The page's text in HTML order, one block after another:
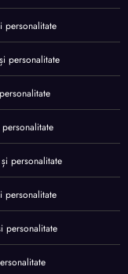
personalitate
personalitate
personalitate
personalitate
personalitate